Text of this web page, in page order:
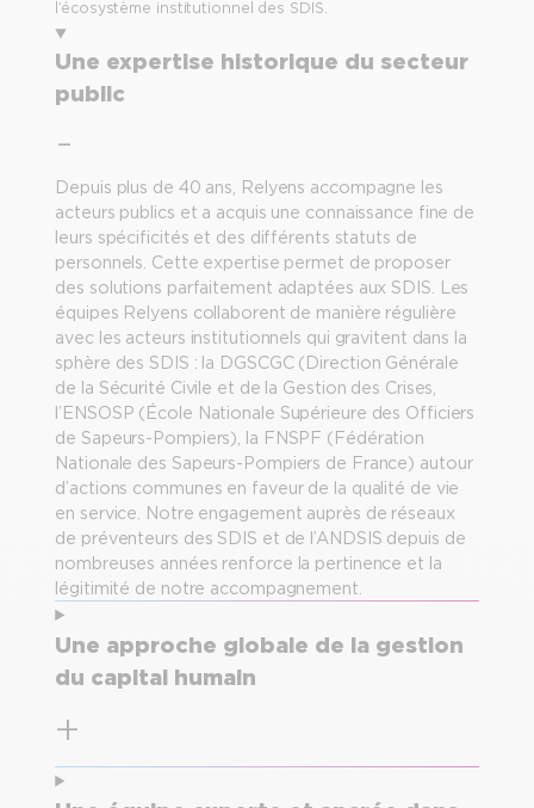
l’écosystème institutionnel des SDIS.
Une expertise historique du secteur
public
Depuis plus de 40 ans, Relyens accompagne les
acteurs publics et a acquis une connaissance fine de
leurs spécificités et des différents statuts de
personnels. Cette expertise permet de proposer
des solutions parfaitement adaptées aux SDIS. Les
équipes Relyens collaborent de manière régulière
avec les acteurs institutionnels qui gravitent dans la
sphère des SDIS : la DGSCGC (Direction Générale
de la Sécurité Civile et de la Gestion des Crises,
l’ENSOSP (École Nationale Supérieure des Officiers
de Sapeurs-Pompiers), la FNSPF (Fédération
Nationale des Sapeurs-Pompiers de France) autour
d’actions communes en faveur de la qualité de vie
en service. Notre engagement auprès de réseaux
de préventeurs des SDIS et de l’ANDSIS depuis de
nombreuses années renforce la pertinence et la
légitimité de notre accompagnement.
Une approche globale de la gestion
du capital humain